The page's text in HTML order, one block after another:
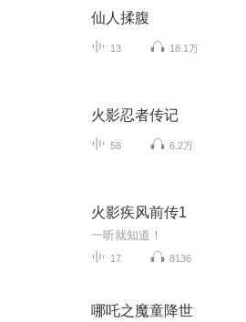
仙人揉腹
13 18.1万
火影忍者传记
58 6.2万
火影疾风前传1
一听就知道！
17 8136
哪吒之魔童降世